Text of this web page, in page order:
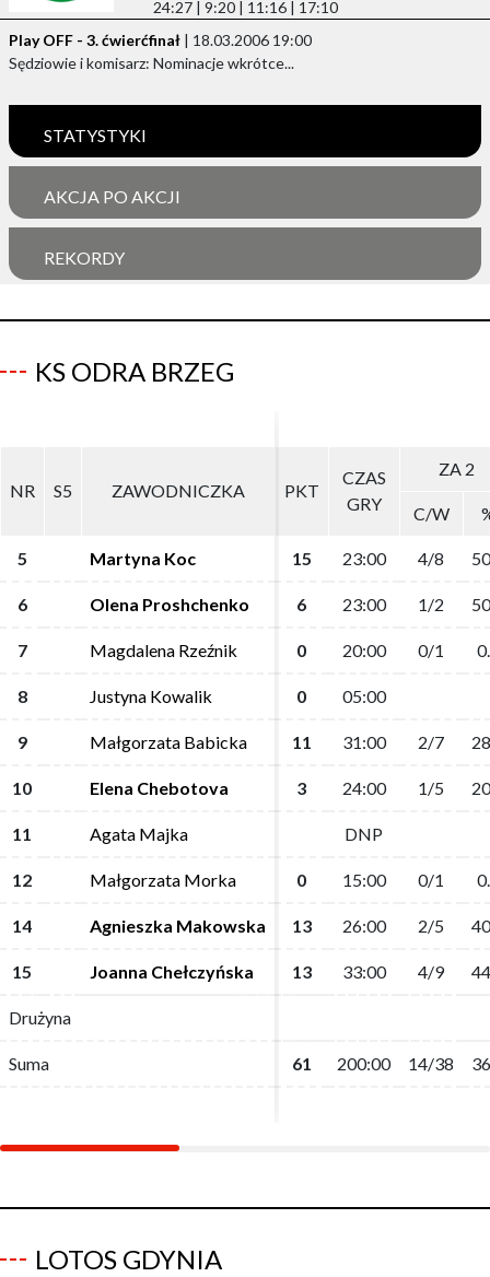
24:27 | 9:20 | 11:16 | 17:10
Play OFF - 3. ćwierćfinał | 18.03.2006 19:00
Sędziowie i komisarz: Nominacje wkrótce...
STATYSTYKI
AKCJA PO AKCJI
REKORDY
KS ODRA BRZEG
NR S5 ZAWODNICZKA PKT
CZAS
GRY
ZA 2
C/W
5 Martyna Koc 15 23:00 4/8
6 Olena Proshchenko 6 23:00 1/2
7 Magdalena Rzeźnik 0 20:00 0/1
8 Justyna Kowalik 0 05:00
9 Małgorzata Babicka 11 31:00 2/7
10 Elena Chebotova 3 24:00 1/5
11 Agata Majka DNP
12 Małgorzata Morka 0 15:00 0/1
14 Agnieszka Makowska 13 26:00 2/5
15 Joanna Chełczyńska 13 33:00 4/9
Drużyna
Suma 61 200:00 14/38
NR S5 ZAWODNICZKA PKT
CZAS
GRY
ZA 2
C/W
5 Martyna Koc 15 23:00 4/8
6 Olena Proshchenko 6 23:00 1/2
7 Magdalena Rzeźnik 0 20:00 0/1
8 Justyna Kowalik 0 05:00
9 Małgorzata Babicka 11 31:00 2/7
10 Elena Chebotova 3 24:00 1/5
11 Agata Majka DNP
12 Małgorzata Morka 0 15:00 0/1
14 Agnieszka Makowska 13 26:00 2/5
15 Joanna Chełczyńska 13 33:00 4/9
Drużyna
Suma 61 200:00 14/38
LOTOS GDYNIA